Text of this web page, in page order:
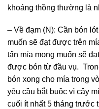
khoáng thồng thường là
– Về đạm (N): Cần bón
muốn sẽ đạt được trên
tấn mía mong muốn sẽ
được bón từ đầu vụ.
bón xong cho mía trong
yêu cầu bắt buộc vì cây
cuối ít nhất 5 tháng trước